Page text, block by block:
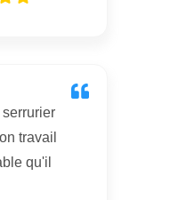
travail
qu'il